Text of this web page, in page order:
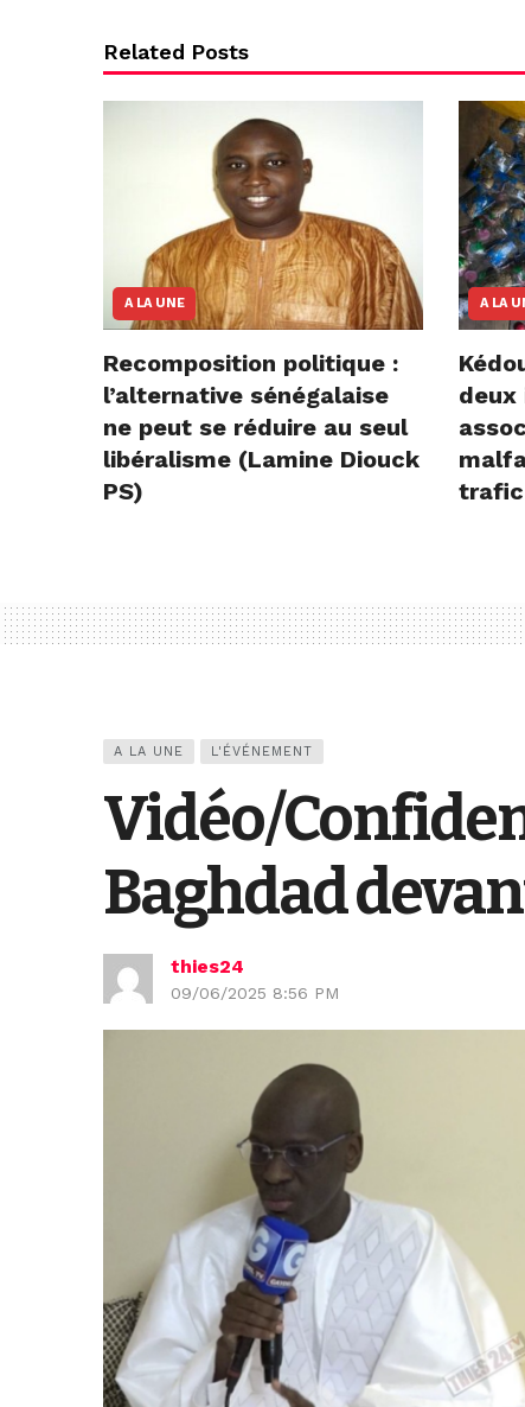
Related Posts
A LA UNE
Recomposition politique :
l’alternative sénégalaise
ne peut se réduire au seul
libéralisme (Lamine Diouck
PS)
A LA
deux
trafic
A LA UNE L'ÉVÉNEMENT
Vidéo/
Baghdad
thies24
09/06/2025 8:56 PM